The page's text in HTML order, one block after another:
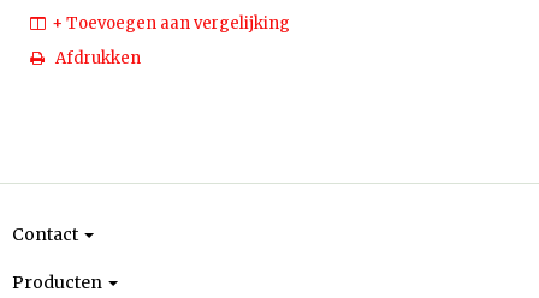
+ Toevoegen aan vergelijking
Afdrukken
Contact
Producten